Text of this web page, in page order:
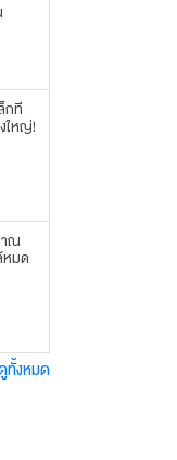
กที่
ใหญ่!
ณ
หมด
ทั้งหมด